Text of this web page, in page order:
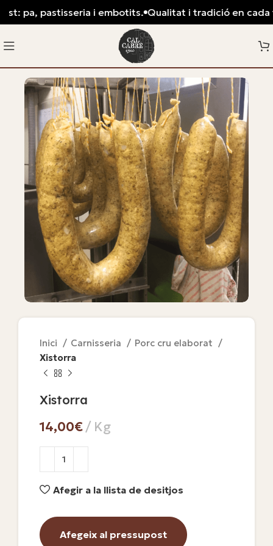
Inici Carnisseria
Porc cru elaborat
Xistorra
Xistorra
€
Afegir a la llista de desitjos
Afegeix al pressupost
pa, pastisseria i embotits. Qualitat i tradició en cada